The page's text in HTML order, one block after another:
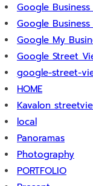
Google Business
Google
Google My
Google Street
google-street-
HOME
Kavalon
local
Panoramas
Photography
PORTFOLIO